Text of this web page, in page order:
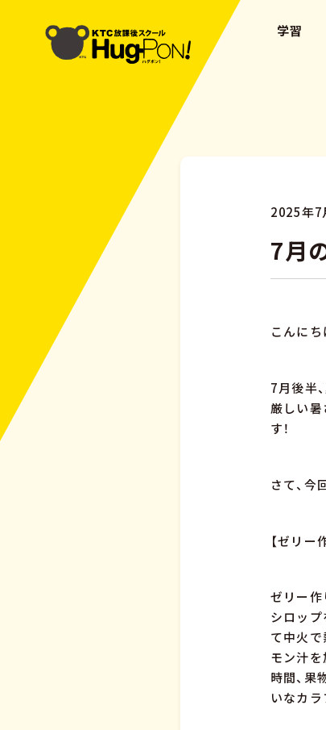
学習
2025年7
7月
こんにち
7月後半
厳しい
す！
さて、今
【ゼリー
ゼリー作
シロッ
て中火で
モン汁を
時間、果
いなカ